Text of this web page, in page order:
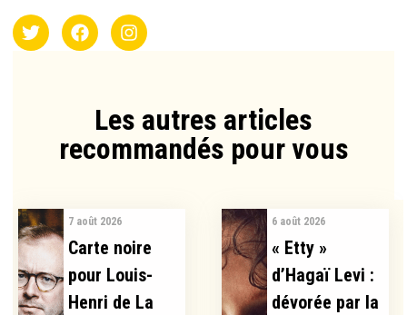
Les autres articles
recommandés pour vous​
7 août 2026
Carte noire
pour Louis-
Henri de La
6 août 2026
« Etty »
d’Hagaï Levi :
dévorée par la